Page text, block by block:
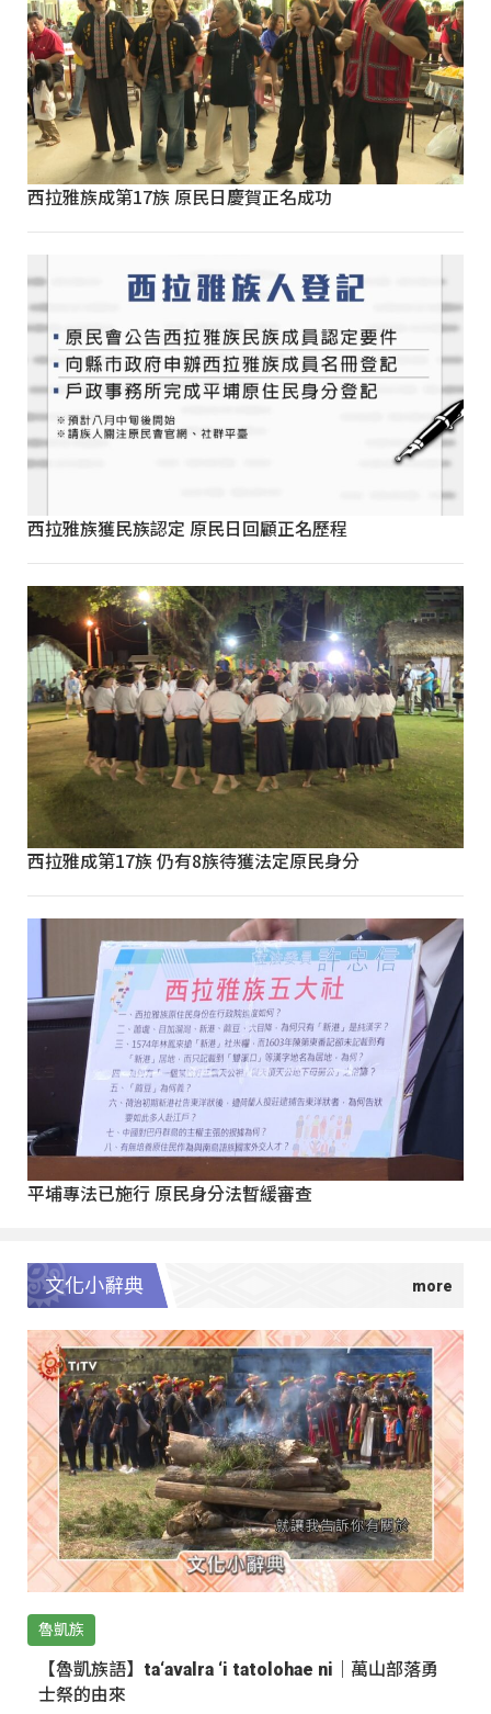
西拉雅族成第17族 原民日慶賀正名成功
西拉雅族獲民族認定 原民日回顧正名歷程
西拉雅成第17族 仍有8族待獲法定原民身分
平埔專法已施行 原民身分法暫緩審查
文化小辭典
魯凱族
【魯凱族語】ta‘avalra ‘i tatolohae ni｜萬山部落勇
士祭的由來